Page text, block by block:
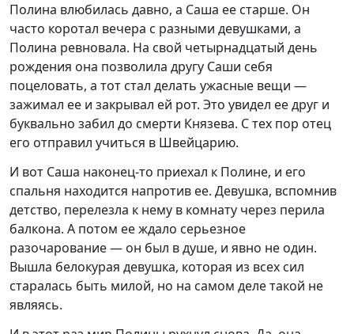
Полина влюбилась давно, а Саша ее старше. Он
часто коротал вечера с разными девушками, а
Полина ревновала. На свой четырнадцатый день
рождения она позволила другу Саши себя
поцеловать, а тот стал делать ужасные вещи —
зажимал ее и закрывал ей рот. Это увидел ее друг и
буквально забил до смерти Князева. С тех пор отец
его отправил учиться в Швейцарию.
И вот Саша наконец-то приехал к Полине, и его
спальня находится напротив ее. Девушка, вспомнив
детство, перелезла к нему в комнату через перила
балкона. А потом ее ждало серьезное
разочарование — он был в душе, и явно не один.
Вышла белокурая девушка, которая из всех сил
старалась быть милой, но на самом деле такой не
являясь.